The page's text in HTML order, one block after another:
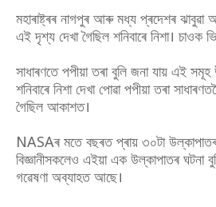
মহাৰাষ্ট্ৰৰ নাগপুৰ আৰু মধ্য প্ৰদেশৰ
এই দৃশ্য দেখা গৈছিল শনিবাৰে নিশা। চাওক
সাধাৰণতে পপীয়া তৰা বুলি জনা যায় এই
শনিবাৰে নিশা দেখা পোৱা পপীয়া তৰা
গৈছিল আকাশত।
NASAৰ মতে বছৰত প্ৰায় ৩০টা
বিজ্ঞানীসকলেও এইয়া এক উল্কাপাতৰ ঘটনা
গৱেষণা অব্যাহত আছে।